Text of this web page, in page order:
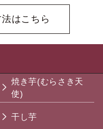
はこちら
焼き芋(むらさき天
使)
干し芋